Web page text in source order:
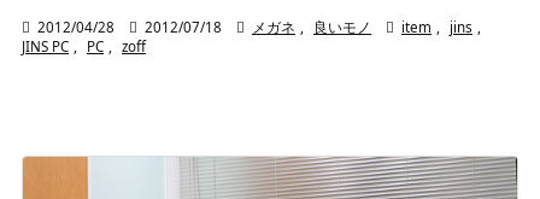
 2012/04/28  2012/07/18  メガネ , 良いモノ  item , jins ,
JINS PC , PC , zoff